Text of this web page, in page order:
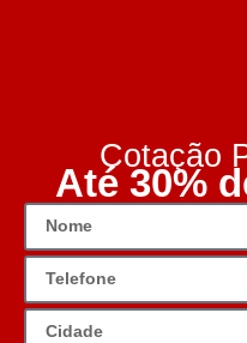
Cotação
Até 30%